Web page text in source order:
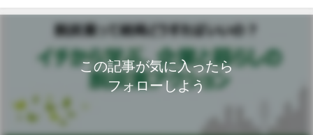
この記事が気に入ったら
フォローしよう